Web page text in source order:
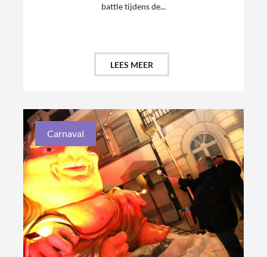
battle tijdens de...
LEES MEER
Carnaval